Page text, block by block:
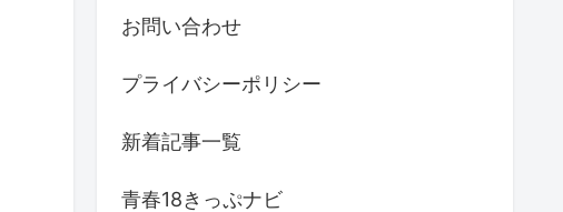
お問い合わせ
プライバシーポリシー
新着記事一覧
青春18きっぷナビ